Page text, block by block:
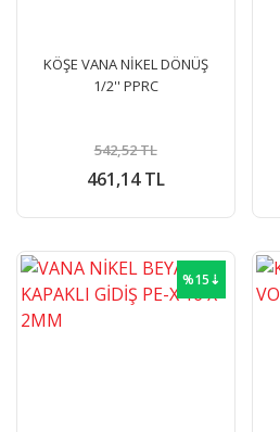
KÖŞE VANA NİKEL DÖNÜŞ
1/2'' PPRC
461,14 TL
542,52 TL
%15⇣